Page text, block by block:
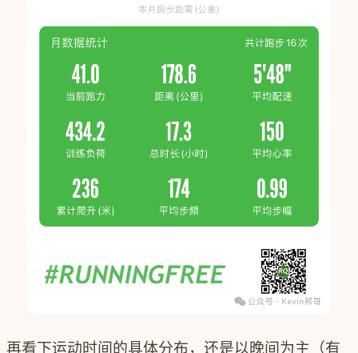
再看下运动时间的具体分布，还是以晚间为主（有